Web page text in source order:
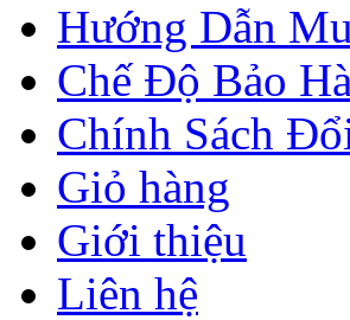
Hướng Dẫn
Chế Độ Bảo
Chính Sách
Giỏ hàng
Giới thiệu
Liên hệ